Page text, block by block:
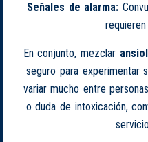
Señales de alarma:
En conjunto, mezclar
seguro para experimentar
variar mucho entre
o duda de intoxicación,